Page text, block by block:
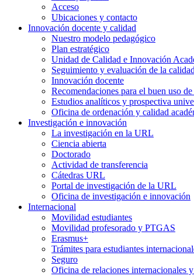
Acceso
Ubicaciones y contacto
Innovación docente y calidad
Nuestro modelo pedagógico
Plan estratégico
Unidad de Calidad e Innovación
Seguimiento y evaluación de la calidad
Innovación docente
Recomendaciones para el buen uso
Estudios analíticos y prospectiva
Oficina de ordenación y calidad
Investigación e innovación
La investigación en la URL
Ciencia abierta
Doctorado
Actividad de transferencia
Cátedras URL
Portal de investigación de la URL
Oficina de investigación e innovación
Internacional
Movilidad estudiantes
Movilidad profesorado y PTGAS
Erasmus+
Trámites para estudiantes
Seguro
Oficina de relaciones internacionales